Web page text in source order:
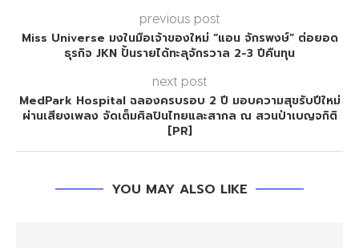
previous post
Miss Universe มงในมือเจ้าของใหม่ “แอน จักรพงษ์” ต่อยอด
ธุรกิจ JKN ปั้นรายได้ทะลุจักรวาล 2-3 ปีคืนทุน
next post
MedPark Hospital ฉลองครบรอบ 2 ปี มอบความสุขรับปีใหม่
ผ่านเสียงเพลง จัดเต็มศิลปินไทยและสากล ณ สวนป่าเบญจกิติ
[PR]
YOU MAY ALSO LIKE